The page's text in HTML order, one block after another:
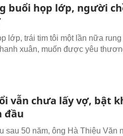
buổi họp lớp, người
lớp, trái tim tôi một lần nữa rung
xuân, muốn được yêu
vẫn chưa lấy vợ, bật
đầu
sau 50 năm, ông Hà Thiệu Văn